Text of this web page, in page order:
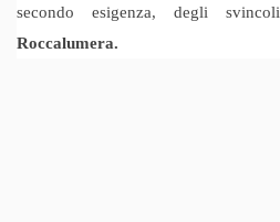
secondo esigenza, degli svincoli
Roccalumera.